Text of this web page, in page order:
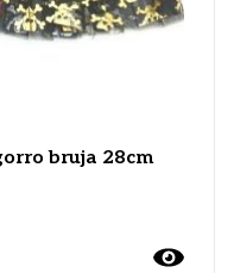
bruja 28cm